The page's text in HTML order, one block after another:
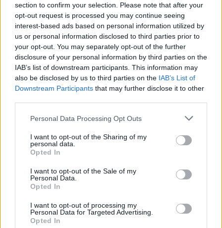
section to confirm your selection. Please note that after your
opt-out request is processed you may continue seeing
interest-based ads based on personal information utilized by
us or personal information disclosed to third parties prior to
your opt-out. You may separately opt-out of the further
disclosure of your personal information by third parties on the
IAB’s list of downstream participants. This information may
also be disclosed by us to third parties on the IAB’s List of
Downstream Participants that may further disclose it to other
Personal Data Processing Opt Outs
I want to opt-out of the Sharing of my
personal data.
Opted In
I want to opt-out of the Sale of my
Personal Data.
Opted In
I want to opt-out of processing my
Personal Data for Targeted Advertising.
Opted In
Μυστράς: 11 μήνες με αναστολή στον 55χρονο
για την ψευδή κατάθεση – Αφέθηκε
ελεύθερος
07/08/2026 14:21